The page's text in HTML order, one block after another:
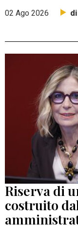
02 Ago 2026
Riserva di
costruito